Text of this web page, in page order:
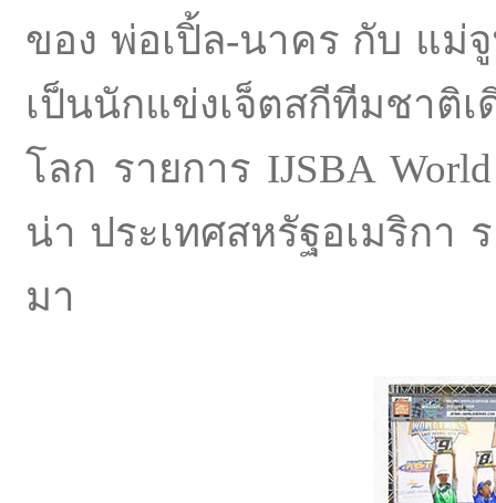
ของ พ่อเปิ้ล-นาคร กับ แม่
เป็นนักแข่งเจ็ตสกีทีมชาติ
โลก รายการ IJSBA
น่า ประเทศสหรัฐอเมริกา
มา